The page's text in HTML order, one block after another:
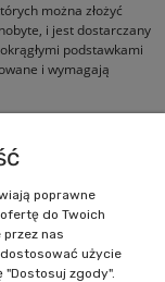
można złożyć
i jest dostarczany
podstawkami
i wymagają
poprawne
do Twoich
nas
użycie
zgody".